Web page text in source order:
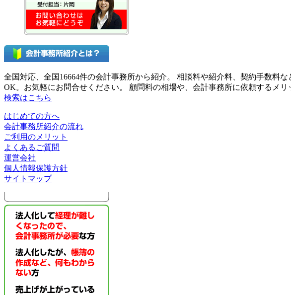
全国対応、全国16664件の会計事務所から紹介。 相談料や紹介料、契約手数料
OK。お気軽にお問合せください。 顧問料の相場や、会計事務所に依頼するメ
検索はこちら
はじめての方へ
会計事務所紹介の流れ
ご利用のメリット
よくあるご質問
運営会社
個人情報保護方針
サイトマップ